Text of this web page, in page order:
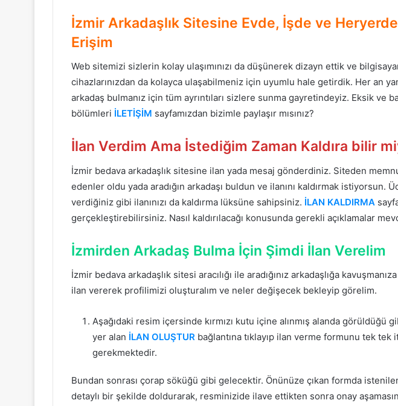
İzmir Arkadaşlık Sitesine Evde, İşde ve
Erişim
Web sitemizi sizlerin kolay ulaşımınızı da düşünerek dizayn ettik ve
cihazlarınızdan da kolayca ulaşabilmeniz için uyumlu hale getirdik. Her an
arkadaş bulmanız için tüm ayrıntıları sizlere sunma gayretindeyiz. Eksik ve
bölümleri İLETİŞİM sayfamızdan bizimle paylaşır mısınız?
İlan Verdim Ama İstediğim Zaman Kaldıra bilir
İzmir bedava arkadaşlık sitesine ilan yada mesaj gönderdiniz. Siteden
edenler oldu yada aradığın arkadaşı buldun ve ilanını kaldırmak istiyorsun.
verdiğiniz gibi ilanınızı da kaldırma lüksüne sahipsiniz. İLAN KALDIRMA
gerçekleştirebilirsiniz. Nasıl kaldırılacağı konusunda gerekli açıklamalar
İzmirden Arkadaş Bulma İçin Şimdi İlan Verelim
İzmir bedava arkadaşlık sitesi aracılığı ile aradığınız arkadaşlığa
ilan vererek profilimizi oluşturalım ve neler değişecek bekleyip görelim.
Aşağıdaki resim içersinde kırmızı kutu içine alınmış alanda görüldüğü
yer alan İLAN OLUŞTUR bağlantına tıklayıp ilan verme formunu tek
gerekmektedir.
Bundan sonrası çorap söküğü gibi gelecektir. Önünüze çıkan formda
detaylı bir şekilde doldurarak, resminizide ilave ettikten sonra onay